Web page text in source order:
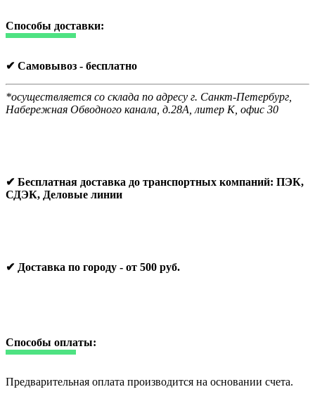
Способы доставки:
✔ Самовывоз - бесплатно
*осуществляется со склада по адресу г. Санкт-Петербург,
Набережная Обводного канала, д.28А, литер К, офис 30
✔ Бесплатная доставка до транспортных компаний: ПЭК,
СДЭК, Деловые линии
✔ Доставка по городу - от 500 руб.
Способы оплаты:
Предварительная оплата производится на основании счета.